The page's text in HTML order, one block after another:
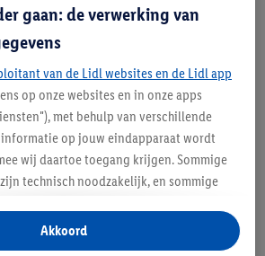
Standard
gaan: de verwerking van
van de Lidl websites en de Lidl app
op onze websites en in onze apps
met behulp van verschillende
op jouw eindapparaat wordt
wij daartoe toegang krijgen. Sommige
technisch noodzakelijk, en sommige
het verzamelen en
of voor het tonen van
Akkoord